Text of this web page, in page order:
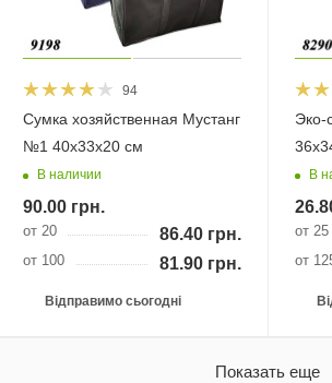
94
Сумка хозяйственная Мустанг
№1 40х33х20 см
В наличии
90.00 грн.
от 20 86.40грн.
от 100 81.90грн.
Відправимо сьогодні
Эко-
В
от 25
от
Показать еще